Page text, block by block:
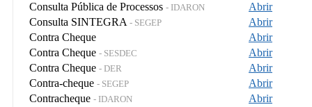
Consulta Pública de Processos - IDARON
Abrir
Consulta SINTEGRA - SEGEP
Abrir
Contra Cheque
Abrir
Contra Cheque - SESDEC
Abrir
Contra Cheque - DER
Abrir
Contra-cheque - SEGEP
Abrir
Contracheque - IDARON
Abrir